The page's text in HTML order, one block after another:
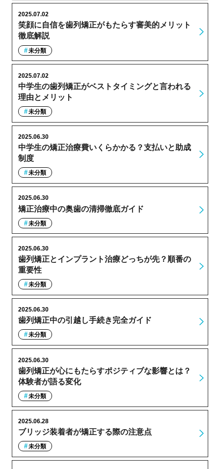
笑顔に自信を歯列矯正がもたらす審美的メリット
徹底解説
2025.07.02
未分類
中学生の歯列矯正がベストタイミングと言われる
理由とメリット
2025.07.02
未分類
中学生の矯正治療費いくらかかる？支払いと助成
制度
2025.06.30
未分類
矯正治療中の奥歯の清掃徹底ガイド
2025.06.30
未分類
歯列矯正とインプラント治療どっちが先？順番の
重要性
2025.06.30
未分類
歯列矯正中の引越し手続き完全ガイド
2025.06.30
未分類
歯列矯正が心にもたらすポジティブな影響とは？
体験者が語る変化
2025.06.30
未分類
ブリッジ装着者が矯正する際の注意点
2025.06.28
未分類